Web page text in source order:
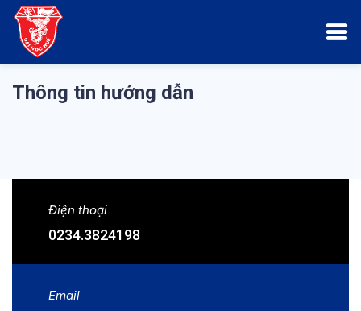
Thông tin hướng dẫn
Điện thoại
0234.3824198
Email